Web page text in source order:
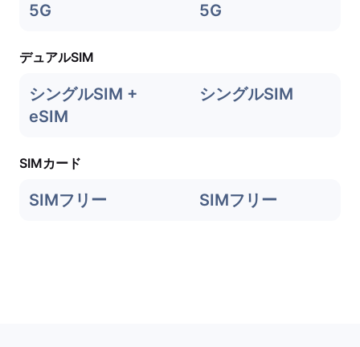
5G 5G
デュアルSIM
シングルSIM +
eSIM
シングルSIM
SIMカード
SIMフリー SIMフリー